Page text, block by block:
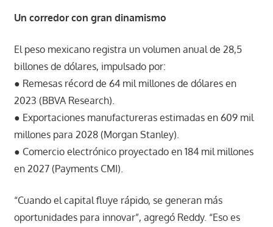
Un corredor con gran dinamismo
El peso mexicano registra un volumen anual de 28,5
billones de dólares, impulsado por:
● Remesas récord de 64 mil millones de dólares en
2023 (BBVA Research).
● Exportaciones manufactureras estimadas en 609 mil
millones para 2028 (Morgan Stanley).
● Comercio electrónico proyectado en 184 mil millones
en 2027 (Payments CMI).
“Cuando el capital fluye rápido, se generan más
oportunidades para innovar”, agregó Reddy. “Eso es